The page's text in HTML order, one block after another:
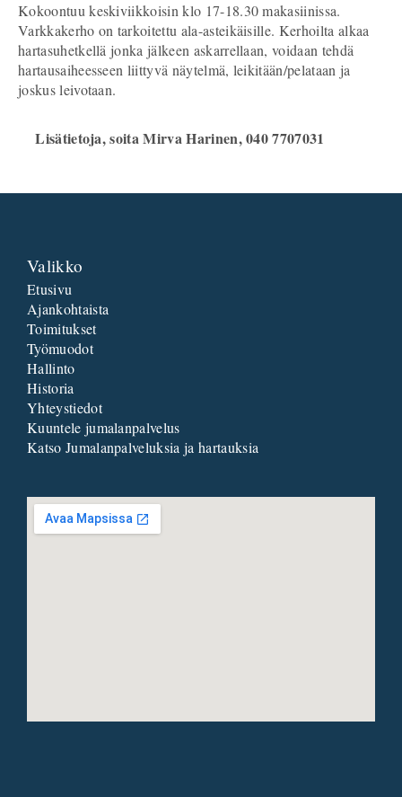
Kokoontuu keskiviikkoisin klo 17-18.30 makasiinissa.
Varkkakerho on tarkoitettu ala-asteikäisille. Kerhoilta alkaa
hartasuhetkellä jonka jälkeen askarrellaan, voidaan tehdä
hartausaiheesseen liittyvä näytelmä, leikitään/pelataan ja
joskus leivotaan.
Lisätietoja, soita Mirva Harinen, 040 7707031
Valikko
Etusivu
Ajankohtaista
Toimitukset
Työmuodot
Hallinto
Historia
Yhteystiedot
Kuuntele jumalanpalvelus
Katso Jumalanpalveluksia ja hartauksia